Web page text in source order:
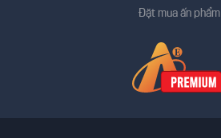
Đặt mua ấn phẩm